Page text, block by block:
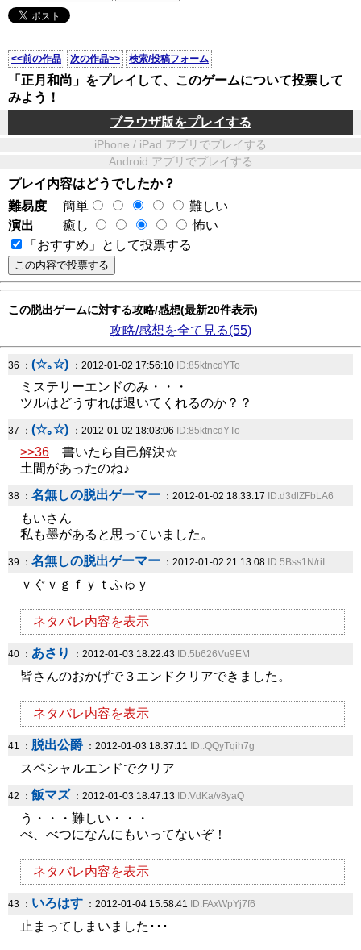
<<前の作品 次の作品>> 検索/投稿フォーム
「正月和尚」をプレイして、このゲームについて投票して
みよう！
ブラウザ版をプレイする
iPhone / iPad アプリでプレイする
Android アプリでプレイする
プレイ内容はどうでしたか？
難易度
簡単
難しい
演出
癒し
怖い
「おすすめ」として投票する
この脱出ゲームに対する攻略/感想(最新20件表示)
攻略/感想を全て見る(55)
36 ： (☆｡☆) ：2012-01-02 17:56:10 ID:85ktncdYTo
ミステリーエンドのみ・・・
ツルはどうすれば退いてくれるのか？？
37 ： (☆｡☆) ：2012-01-02 18:03:06 ID:85ktncdYTo
>>36 書いたら自己解決☆
土間があったのね♪
38 ： 名無しの脱出ゲーマー ：2012-01-02 18:33:17 ID:d3dlZFbLA6
もいさん
私も墨があると思っていました。
39 ： 名無しの脱出ゲーマー ：2012-01-02 21:13:08 ID:5Bss1N/riI
ｖぐｖｇｆｙｔふゅｙ
ネタバレ内容を表示
40 ： あさり ：2012-01-03 18:22:43 ID:5b626Vu9EM
皆さんのおかげで３エンドクリアできました。
ネタバレ内容を表示
41 ： 脱出公爵 ：2012-01-03 18:37:11 ID:.QQyTqih7g
スペシャルエンドでクリア
42 ： 飯マズ ：2012-01-03 18:47:13 ID:VdKa/v8yaQ
う・・・難しい・・・
べ、べつになんにもいってないぞ！
ネタバレ内容を表示
43 ： いろはす ：2012-01-04 15:58:41 ID:FAxWpYj7f6
止まってしまいました･･･